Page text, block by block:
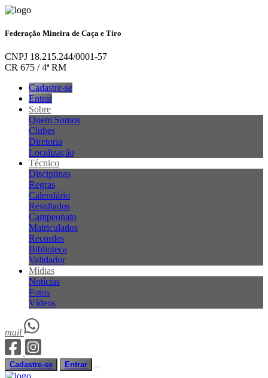
Federação Mineira de Caça e Tiro
CNPJ 18.215.244/0001-57
CR 675 / 4ª RM
Cadastre-se
Entrar
Sobre
Quem Somos
Clubes
Diretoria
Localização
Técnico
Disciplinas
Regras
Calendário
Resultados
Campeonato
Matriculados
Recordes
Biblioteca
Validador
Mídias
Notícias
Fotos
Vídeos
mail
Cadastre-se Entrar